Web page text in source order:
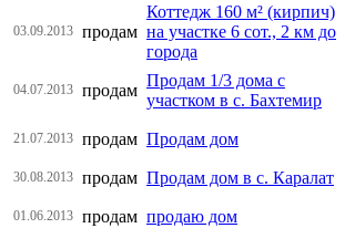
03.09.2013 продам
Коттедж 160 м² (кирпич)
на участке 6 сот., 2 км до
города
04.07.2013 продам
Продам 1/3 дома с
участком в с. Бахтемир
21.07.2013 продам Продам дом
30.08.2013 продам Продам дом в с. Каралат
01.06.2013 продам продаю дом